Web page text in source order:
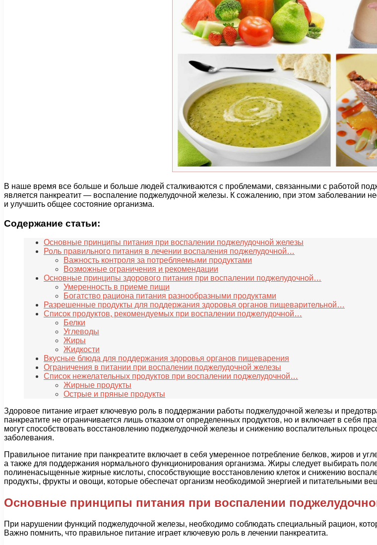
В наше время все больше и больше людей сталкиваются с проблемами, связанными с работой
является панкреатит — воспаление поджелудочной железы. К сожалению, при этом заболевании
и улучшить общее состояние организма.
Содержание статьи:
Основные принципы питания при воспалении поджелудочной железы
Роль правильного питания в лечении воспаления поджелудочной…
Важность контроля за потребляемыми продуктами
Возможные ограничения и рекомендации
Основные принципы здорового питания при воспалении поджелудочной…
Умеренность в приеме пищи
Богатство рациона питания разнообразными продуктами
Разрешенные продукты для поддержания здоровья органов пищеварительной…
Список продуктов, рекомендуемых при воспалении поджелудочной…
Белки
Углеводы
Жиры
Жидкости
Вкусные блюда для поддержания здоровья органов пищеварения
Ограничения в питании при воспалении поджелудочной железы
Список нежелательных продуктов при воспалении поджелудочной…
Жирные продукты
Острые и пряные продукты
Здоровое питание играет ключевую роль в поддержании работы поджелудочной железы и
панкреатите не ограничивается лишь отказом от определенных продуктов, но и включает в себя
могут способствовать восстановлению поджелудочной железы и снижению воспалительных
заболевания.
Правильное питание при панкреатите включает в себя умеренное потребление белков, жиров и
а также для поддержания нормального функционирования организма. Жиры следует выбирать
полиненасыщенные жирные кислоты, способствующие восстановлению клеток и снижению
продукты, фрукты и овощи, которые обеспечат организм необходимой энергией и питательными
Основные принципы питания при воспалении
При нарушении функций поджелудочной железы, необходимо соблюдать специальный рацион,
Важно помнить, что правильное питание играет ключевую роль в лечении панкреатита.